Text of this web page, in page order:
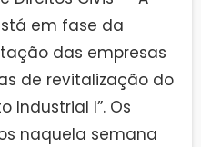
em fase da
das empresas
de revitalização do
Industrial I”. Os
naquela semana